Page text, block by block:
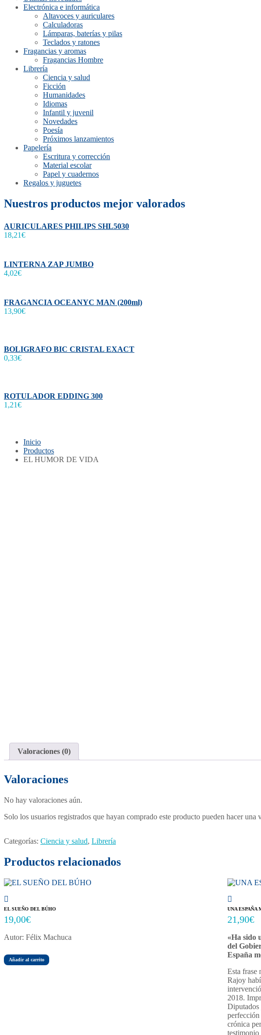
Electrónica e informática
Altavoces y auriculares
Calculadoras
Lámparas, baterías y pilas
Teclados y ratones
Fragancias y aromas
Fragancias Hombre
Librería
Ciencia y salud
Ficción
Humanidades
Idiomas
Infantil y juvenil
Novedades
Poesía
Próximos lanzamientos
Papelería
Escritura y corrección
Material escolar
Papel y cuadernos
Regalos y juguetes
Nuestros productos mejor valorados
AURICULARES PHILIPS SHL5030
18,21€
LINTERNA ZAP JUMBO
4,02€
FRAGANCIA OCEANYC MAN (200ml)
13,90€
BOLIGRAFO BIC CRISTAL EXACT
0,33€
ROTULADOR EDDING 300
1,21€
Inicio
Productos
EL HUMOR DE VIDA
Valoraciones (0)
Valoraciones
No hay valoraciones aún.
Solo los usuarios registrados que hayan comprado este producto pueden hacer una
Categorías: Ciencia y salud, Librería
Productos relacionados
EL SUEÑO DEL BÚHO
19,00€
Autor: Félix Machuca
Añadir al carrito
UNA ESPAÑA
21,90€
«Ha sido
del
España
Esta frase
Rajoy
2018.
Diputados
crónica
testimonio